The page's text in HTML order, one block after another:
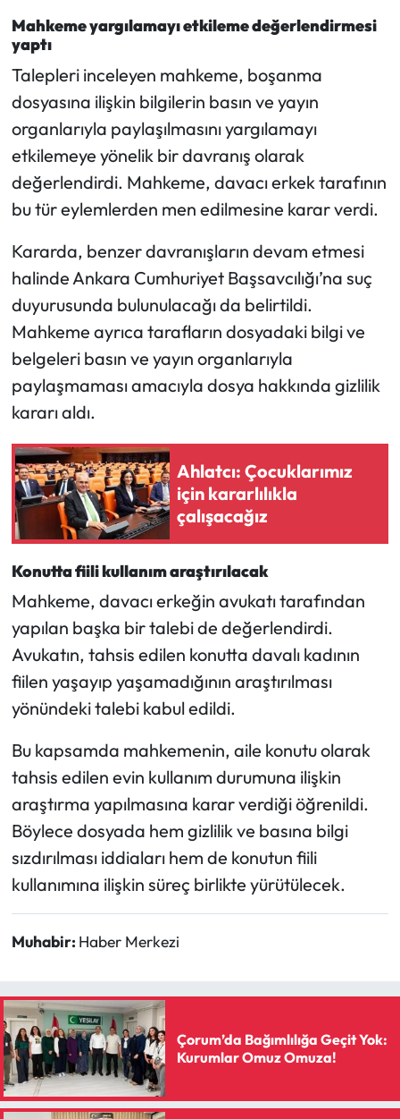
Mahkeme yargılamayı etkileme değerlendirmesi
yaptı
Talepleri inceleyen mahkeme, boşanma
dosyasına ilişkin bilgilerin basın ve yayın
organlarıyla paylaşılmasını yargılamayı
etkilemeye yönelik bir davranış olarak
değerlendirdi. Mahkeme, davacı erkek tarafının
bu tür eylemlerden men edilmesine karar verdi.
Kararda, benzer davranışların devam etmesi
halinde Ankara Cumhuriyet Başsavcılığı’na suç
duyurusunda bulunulacağı da belirtildi.
Mahkeme ayrıca tarafların dosyadaki bilgi ve
belgeleri basın ve yayın organlarıyla
paylaşmaması amacıyla dosya hakkında gizlilik
kararı aldı.
Ahlatcı: Çocuklarımız
için kararlılıkla
çalışacağız
Konutta fiili kullanım araştırılacak
Mahkeme, davacı erkeğin avukatı tarafından
yapılan başka bir talebi de değerlendirdi.
Avukatın, tahsis edilen konutta davalı kadının
fiilen yaşayıp yaşamadığının araştırılması
yönündeki talebi kabul edildi.
Bu kapsamda mahkemenin, aile konutu olarak
tahsis edilen evin kullanım durumuna ilişkin
araştırma yapılmasına karar verdiği öğrenildi.
Böylece dosyada hem gizlilik ve basına bilgi
sızdırılması iddiaları hem de konutun fiili
kullanımına ilişkin süreç birlikte yürütülecek.
Muhabir: Haber Merkezi
Çorum’da Bağımlılığa Geçit Yok:
Kurumlar Omuz Omuza!